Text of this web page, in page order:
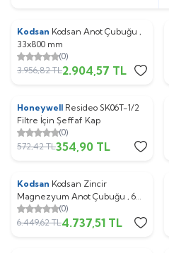
%27
Yeni
Kodsan Kodsan Anot Çubuğu ,
33x800 mm
(0)
3.956,82TL2.904,57 TL
%38
Yeni
Honeywell Resideo SK06T-1/2
Filtre İçin Şeffaf Kap
(0)
572,42TL354,90 TL
%27
Kodsan Kodsan Zincir
Magnezyum Anot Çubuğu , 6
Zincir , 800-1000L , KAT-KBS-
KEB
(0)
6.449,62TL4.737,51 TL